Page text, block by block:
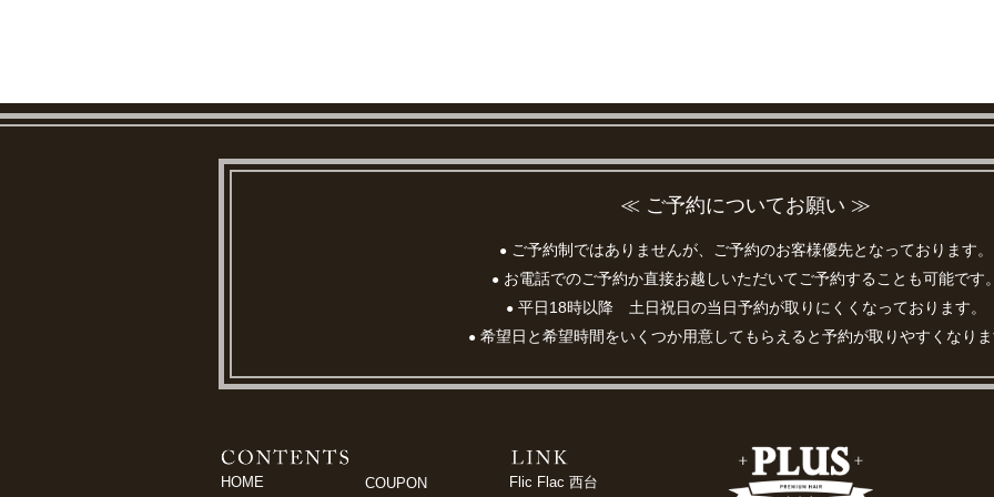
≪ ご予約についてお願い ≫
●ご予約制ではありませんが、ご予約のお客様優先となっております。
●お電話でのご予約か直接お越しいただいてご予約することも可能です
●平日18時以降 土日祝日の当日予約が取りにくくなっております。
●希望日と希望時間をいくつか用意してもらえると予約が取りやすくなり
HOME
COUPON
Flic Flac 西台